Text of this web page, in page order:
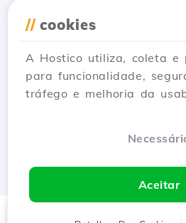
// cookies
A Hostico utiliza, coleta e
para funcionalidade,
tráfego e melhoria da
Aceitar